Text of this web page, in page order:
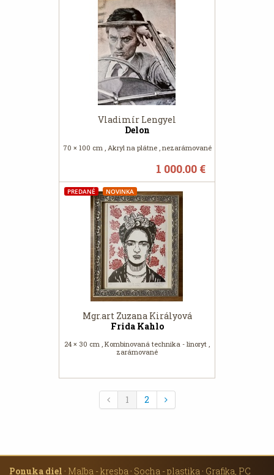
Vladimír Lengyel
Delon
70 × 100 cm , Akryl na plátne , nezarámované
1 000.00 €
Mgr.art Zuzana Királyová
Frida Kahlo
24 × 30 cm , Kombinovaná technika - linoryt ,
zarámované
PREDANÉ NOVINKA
1 2
Ponuka diel · Maľba - kresba· Socha - plastika· Grafika, PC